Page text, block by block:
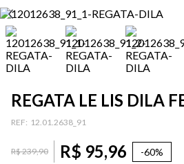
REGATA LE LIS DILA
: 12.01.2638_91
R$239,90 R$ 95,96 -60%